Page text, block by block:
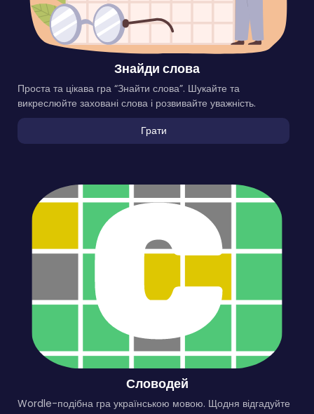
Знайди слова
Проста та цікава гра “Знайти слова”. Шукайте та
викреслюйте заховані слова і розвивайте уважність.
Грати
Словодей
Wordle-подібна гра українською мовою. Щодня відгадуйте